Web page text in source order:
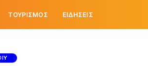
ΤΟΥΡΙΣΜΟΣ ΕΙΔΗΣΕΙΣ